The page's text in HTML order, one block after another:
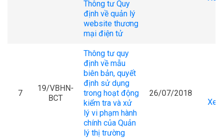
Thông tư Quy
định về quản lý
website thương
mại điện tử
7
19/VBHN-
BCT
Thông tư quy
định về mẫu
biên bản, quyết
định sử dụng
trong hoạt động
kiểm tra và xử
lý vi phạm hành
chính của Quản
lý thị trường
26/07/2018